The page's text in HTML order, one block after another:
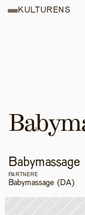
PARTNERE
Babymassage (DA)
KULTURENS